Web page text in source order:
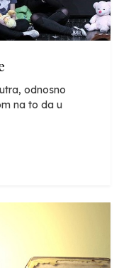
odnosno
na to da u